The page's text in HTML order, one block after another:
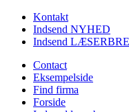
Kontakt
Indsend NYHED
Indsend
Contact
Eksempelside
Find firma
Forside